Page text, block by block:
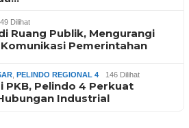
Dilihat
Ruang Publik, Mengurangi
Pemerintahan
PELINDO REGIONAL 4 146 Dilihat
PKB, Pelindo 4 Perkuat
Industrial